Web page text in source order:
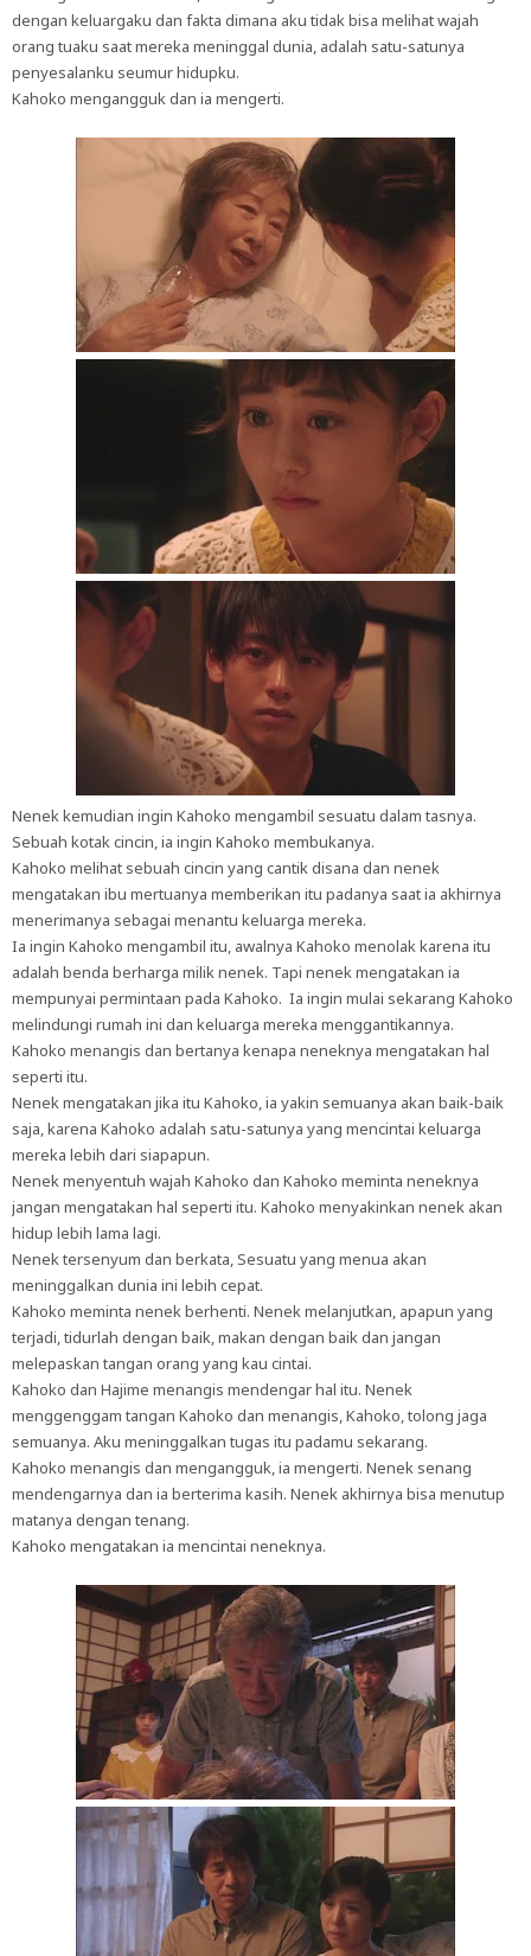
dengan keluargaku dan fakta dimana aku tidak bisa melihat wajah
orang tuaku saat mereka meninggal dunia, adalah satu-satunya
penyesalanku seumur hidupku.
Kahoko mengangguk dan ia mengerti.
Nenek kemudian ingin Kahoko mengambil sesuatu dalam tasnya.
Sebuah kotak cincin, ia ingin Kahoko membukanya.
Kahoko melihat sebuah cincin yang cantik disana dan nenek
mengatakan ibu mertuanya memberikan itu padanya saat ia akhirnya
menerimanya sebagai menantu keluarga mereka.
Ia ingin Kahoko mengambil itu, awalnya Kahoko menolak karena itu
adalah benda berharga milik nenek. Tapi nenek mengatakan ia
mempunyai permintaan pada Kahoko. Ia ingin mulai sekarang Kahoko
melindungi rumah ini dan keluarga mereka menggantikannya.
Kahoko menangis dan bertanya kenapa neneknya mengatakan hal
seperti itu.
Nenek mengatakan jika itu Kahoko, ia yakin semuanya akan baik-baik
saja, karena Kahoko adalah satu-satunya yang mencintai keluarga
mereka lebih dari siapapun.
Nenek menyentuh wajah Kahoko dan Kahoko meminta neneknya
jangan mengatakan hal seperti itu. Kahoko menyakinkan nenek akan
hidup lebih lama lagi.
Nenek tersenyum dan berkata, Sesuatu yang menua akan
meninggalkan dunia ini lebih cepat.
Kahoko meminta nenek berhenti. Nenek melanjutkan, apapun yang
terjadi, tidurlah dengan baik, makan dengan baik dan jangan
melepaskan tangan orang yang kau cintai.
Kahoko dan Hajime menangis mendengar hal itu. Nenek
menggenggam tangan Kahoko dan menangis, Kahoko, tolong jaga
semuanya. Aku meninggalkan tugas itu padamu sekarang.
Kahoko menangis dan mengangguk, ia mengerti. Nenek senang
mendengarnya dan ia berterima kasih. Nenek akhirnya bisa menutup
matanya dengan tenang.
Kahoko mengatakan ia mencintai neneknya.